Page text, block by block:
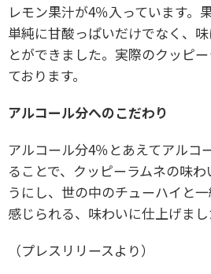
レモン果汁が4％入っています。
単純に甘酸っぱいだけでなく、
とができました。実際のクッピ
ております。
アルコール分へのこだわり
アルコール分4％とあえてアルコ
ることで、クッピーラムネの味
うにし、世の中のチューハイと
感じられる、味わいに仕上げまし
（プレスリリースより）